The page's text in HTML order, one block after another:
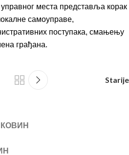
места представља корак
самоуправе,
поступака, смањењу
грађана.
Starije